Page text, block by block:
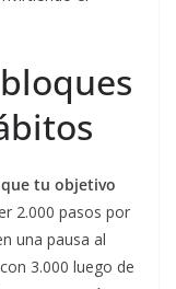
que tu objetivo
2.000 pasos por
una pausa al
3.000 luego de